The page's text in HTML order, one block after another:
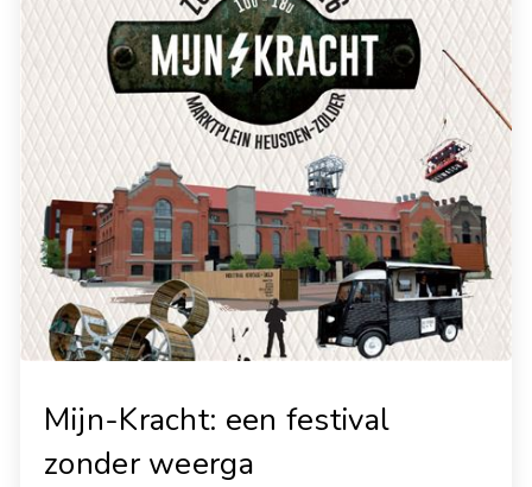
Mijn-Kracht: een festival
zonder weerga